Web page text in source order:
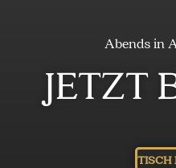
Abends in
JETZT
TISCH